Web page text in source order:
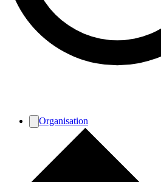
Organisation